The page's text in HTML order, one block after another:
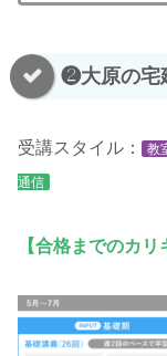
❷大原の宅
受講スタイル： 教
通信
【合格までのカリ